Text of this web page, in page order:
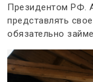
Президентом РФ.
представлять
обязательно